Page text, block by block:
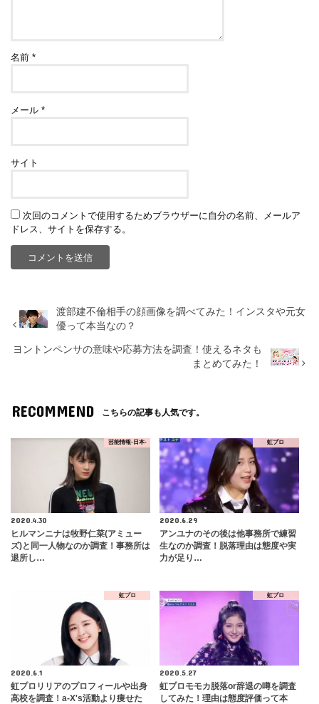
名前*
メール*
サイト
次回のコメントで使用するためブラウザーに自分の名前、メールア
ドレス、サイトを保存する。
渡部建不倫相手の顔画像を調べてみた！インスタや元女
優って本当なの？
ヨントンペンサの意味や応募方法を調査！使えるネタも
まとめてみた！
RECOMMEND こちらの記事も人気です。
芸能情報-日本-
2020.4.30
ヒルマンニナは牧野仁菜(アミュー
ズ)と同一人物なのか調査！事務所は
退所し…
虹プロ
2020.6.29
アンユナのその後は他事務所で練習
生なのか調査！脱落理由は態度や実
力が足り…
虹プロ
2020.6.1
虹プロリリアのプロフィールや出身
高校を調査！a-X's活動より痩せた
虹プロ
2020.5.27
虹プロモモカ脱落or辞退の噂を調査
してみた！理由は態度評価って本